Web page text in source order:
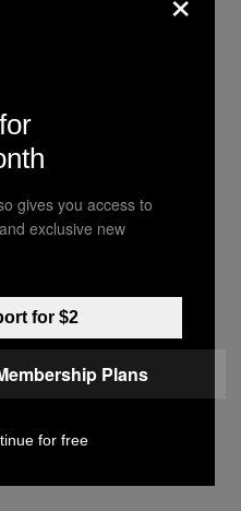
Albums
Space
on VICE:
gives you access to
exclusive new
for $2
Plans
for free